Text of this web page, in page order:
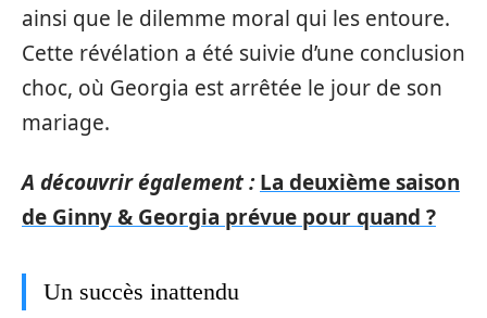
ainsi que le dilemme moral qui les entoure.
Cette révélation a été suivie d’une conclusion
choc, où Georgia est arrêtée le jour de son
mariage.
A découvrir également : La deuxième saison
de Ginny & Georgia prévue pour quand ?
Un succès inattendu